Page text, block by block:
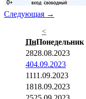
Следующая →
<
ПнПонедельник
2828.08.2023
404.09.2023
1111.09.2023
1818.09.2023